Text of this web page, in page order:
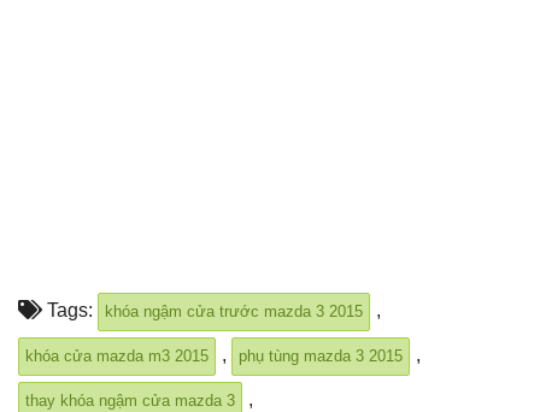
Tags: khóa ngậm cửa trước mazda 3 2015 ,
khóa cửa mazda m3 2015 , phụ tùng mazda 3 2015 ,
thay khóa ngậm cửa mazda 3 ,